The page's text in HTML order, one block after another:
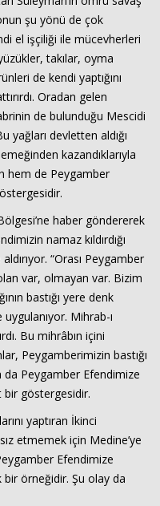
şu yönü de çok
el işçiliği ile mücevherleri
takılar, oyma
de kendi yaptığını
Oradan gelen
de bulunduğu Mescidi
yağları devletten aldığı
kazandıklarıyla
hem de Peygamber
haber göndererek
namaz kıldırdığı
“Orası Peygamber
var, olmayan var. Bizim
bastığı yere denk
Mihrab-ı
Bu mihrâbın içini
Peygamberimizin bastığı
Peygamber Efendimize
bir göstergesidir.
yaptıran İkinci
etmemek için Medine’ye
Efendimize
bir örneğidir. Şu olay da
İLETİŞİM
Haberin Doğru Adresi.